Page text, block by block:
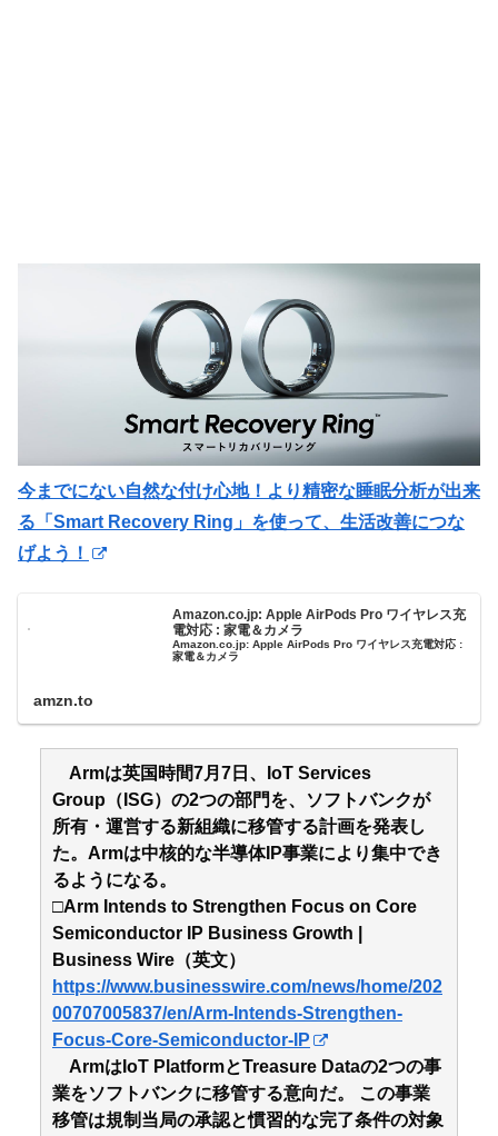
今までにない自然な付け心地！より精密な睡眠分析が出来
る「Smart Recovery Ring」を使って、生活改善につな
げよう！
Amazon.co.jp: Apple AirPods Pro ワイヤレス充
電対応 : 家電＆カメラ
Amazon.co.jp: Apple AirPods Pro ワイヤレス充電対応 :
家電＆カメラ
amzn.to
Armは英国時間7月7日、IoT Services
Group（ISG）の2つの部門を、ソフトバンクが
所有・運営する新組織に移管する計画を発表し
た。Armは中核的な半導体IP事業により集中でき
るようになる。
□Arm Intends to Strengthen Focus on Core
Semiconductor IP Business Growth |
Business Wire（英文）
https://www.businesswire.com/news/home/202
00707005837/en/Arm-Intends-Strengthen-
Focus-Core-Semiconductor-IP
ArmはIoT PlatformとTreasure Dataの2つの事
業をソフトバンクに移管する意向だ。 この事業
移管は規制当局の承認と慣習的な完了条件の対象